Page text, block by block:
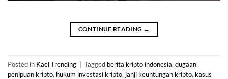
CONTINUE READING →
Posted in Kael Trending | Tagged berita kripto indonesia, dugaan
penipuan kripto, hukum investasi kripto, janji keuntungan kripto, kasus